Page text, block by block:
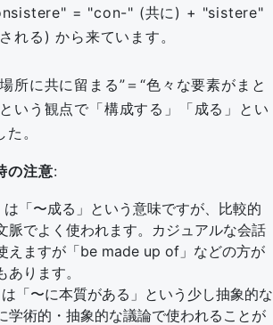
= con- (共に) +
sistere
れる) から来ています。
所に共に留まる”＝“色々な要素がまと
いう観点で「構成する」「成る」とい
。
の注意:
は「〜成る」という意味ですが、比較的
脈でよく使われます。カジュアルな会話
えますが「be made up of」などの方が
ります。
「〜に本質がある」という少し抽象的な
学術的・抽象的な議論で使われることが